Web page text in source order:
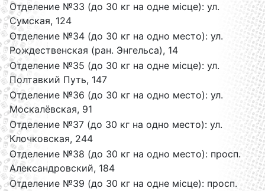
Отделение №33 (до 30 кг на одне місце): ул.
Сумская, 124
Отделение №34 (до 30 кг на одно место): ул.
Рождественская (ран. Энгельса), 14
Отделение №35 (до 30 кг на одне місце): ул.
Полтавкий Путь, 147
Отделение №36 (до 30 кг на одно место): ул.
Москалёвская, 91
Отделение №37 (до 30 кг на одно место): ул.
Клочковская, 244
Отделение №38 (до 30 кг на одно место): просп.
Александровский, 184
Отделение №39 (до 30 кг на одне місце): просп.